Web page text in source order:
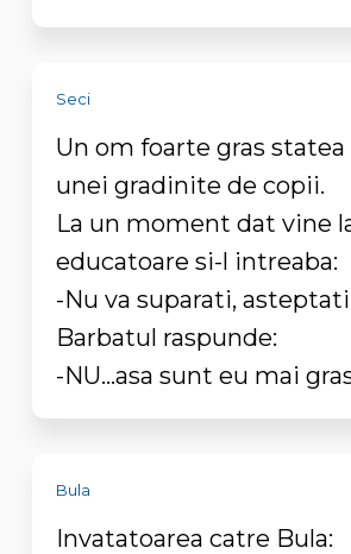
Seci
Un om foarte gras
unei gradinite de copii.
La un moment dat vine
educatoare si-l intreaba:
-Nu va suparati,
Barbatul raspunde:
-NU...asa sunt eu mai
Bula
Invatatoarea catre Bula: